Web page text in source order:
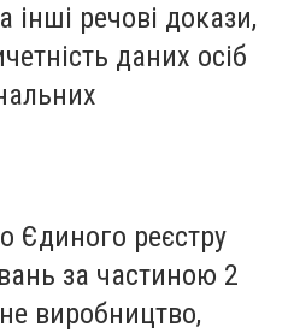
інші речові докази,
даних осіб
Єдиного реєстру
за частиною 2
виробництво,